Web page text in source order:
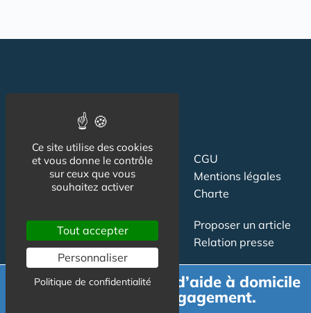
Suivez-nous
CGU
Mentions légales
Charte
Contact
Newsletter
Publicité
Proposer un article
Relation presse
Demande de devis d’aide à domicile
gratuit et sans engagement.
Ce site utilise des cookies
et vous donne le contrôle
sur ceux que vous
souhaitez activer
Tout accepter
Personnaliser
Politique de confidentialité